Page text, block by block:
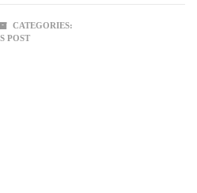
CATEGORIES:
POST